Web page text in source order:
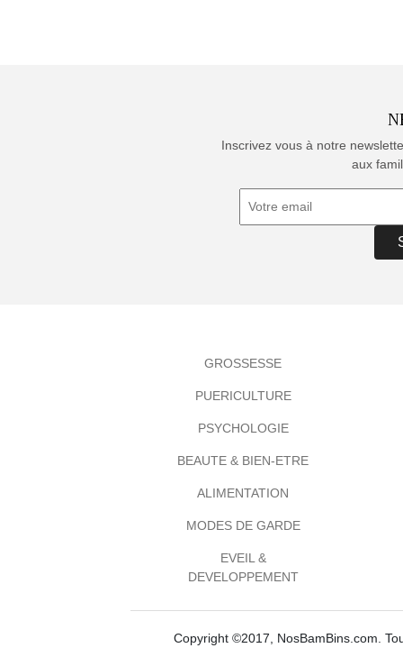
Inscrivez vous à notre
aux
GROSSESSE
PUERICULTURE
PSYCHOLOGIE
BEAUTE & BIEN-ETRE
ALIMENTATION
MODES DE GARDE
EVEIL &
DEVELOPPEMENT
Copyright ©2017, NosBamBins.com.